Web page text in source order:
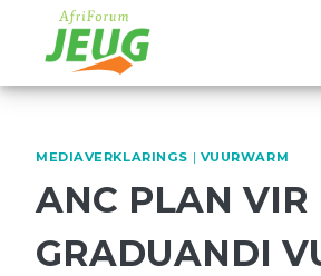
content
MEDIAVERKLARINGS | VUURWARM
ANC PLAN VIR
GRADUANDI